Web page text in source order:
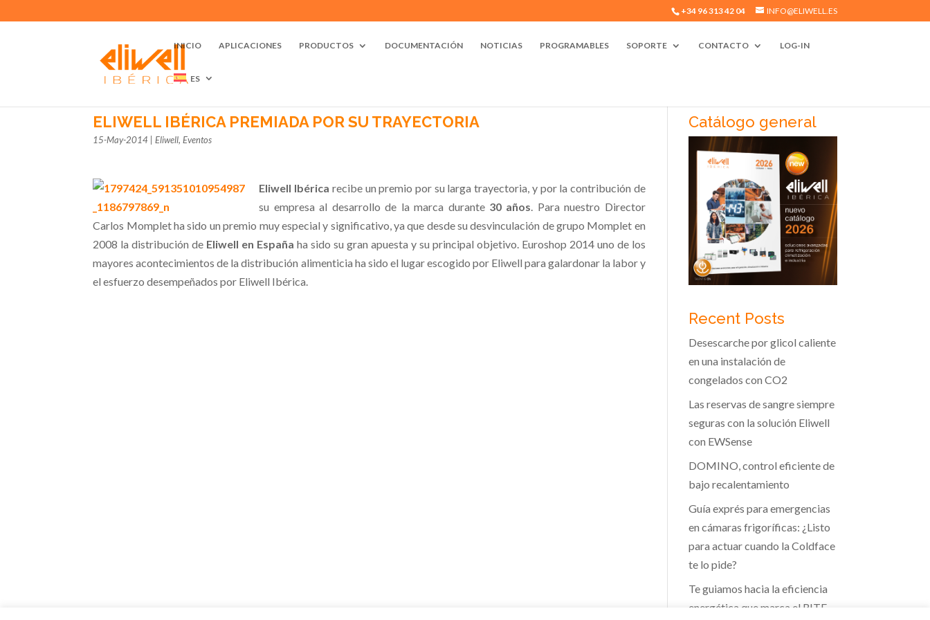
+34 96 313 42 04 INFO@ELIWELL.ES
INICIO APLICACIONES PRODUCTOS DOCUMENTACIÓN NOTICIAS PROGRAMABLES SOPORTE CONTACTO LOG-IN
ES
ELIWELL IBÉRICA PREMIADA POR SU TRAYECTORIA
15-May-2014 |Eliwell,Eventos
Eliwell Ibérica recibe un premio por su larga trayectoria, y por la contribución de
su empresa al desarrollo de la marca durante 30 años. Para nuestro Director
Carlos Momplet ha sido un premio muy especial y significativo, ya que desde su desvinculación de grupo Momplet en
2008 la distribución de Eliwell en España ha sido su gran apuesta y su principal objetivo. Euroshop 2014 uno de los
mayores acontecimientos de la distribución alimenticia ha sido el lugar escogido por Eliwell para galardonar la labor y
el esfuerzo desempeñados por Eliwell Ibérica.
Catálogo general
Recent Posts
Desescarche por glicol caliente
en una instalación de
congelados con CO2
Las reservas de sangre siempre
seguras con la solución Eliwell
con EWSense
DOMINO, control eficiente de
bajo recalentamiento
Guía exprés para emergencias
en cámaras frigoríficas: ¿Listo
para actuar cuando la Coldface
te lo pide?
Te guiamos hacia la eficiencia
energética que marca el RITE